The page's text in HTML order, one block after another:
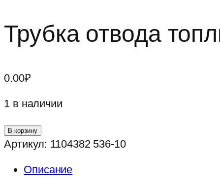
Трубка отвода
0.00₽
1 в наличии
Количество
товара
отвода
В корзину
Артикул: 1104382 536-10
Описание